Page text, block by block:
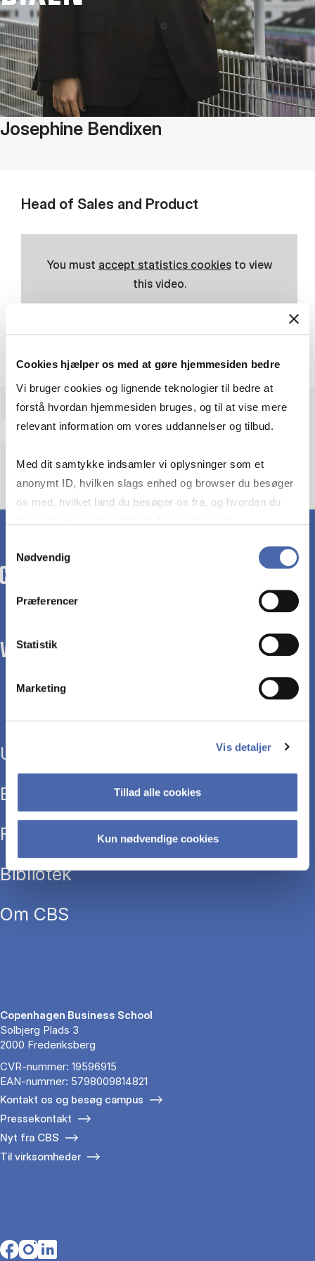
Cookies hjælper os med at gøre hjemmesiden bedre
Vi bruger cookies og lignende teknologier til bedre at
forstå hvordan hjemmesiden bruges, og til at vise mere
relevant information om vores uddannelser og tilbud.
Med dit samtykke indsamler vi oplysninger som et
anonymt ID, hvilken slags enhed og browser du besøger
os med, hvilket land du besøger os fra, og hvordan du
markedsføring. Du bestemmer selv - og kan altid trække
Nødvendig
Præferencer
Statistik
Marketing
Vis detaljer
Tillad alle cookies
Kun nødvendige cookies
Josephine Bendixen
Head of Sales and Product
You must accept statistics cookiesto view
this video.
Tilmeld dig
WE TRANSFORM SOCIETY WITH BUSINESS.
Uddannelser
Efteruddannelse
Forskning
Bibliotek
Om CBS
Copenhagen Business School
Solbjerg Plads 3
2000 Frederiksberg
CVR-nummer: 19596915
EAN-nummer: 5798009814821
Kontakt os og besøg campus
Pressekontakt
Nyt fra CBS
Til virksomheder
Opens in a new tab
Opens in a new tab
Opens in a new tab